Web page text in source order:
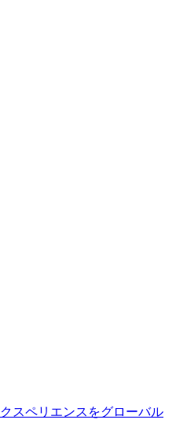
スペリエンスをグローバル